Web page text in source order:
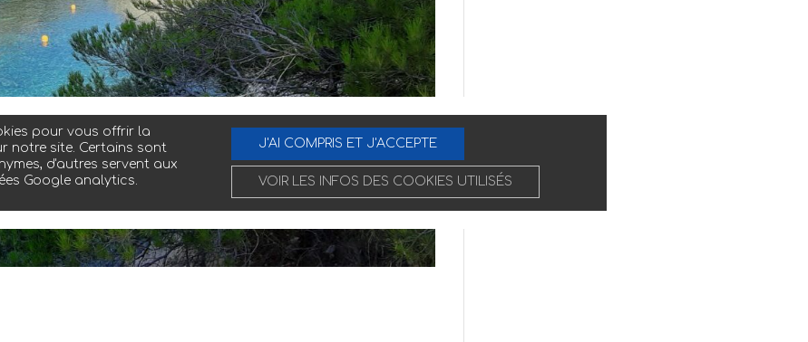
pour vous offrir la
notre site. Certains sont
d'autres servent aux
Google analytics.
J'AI COMPRIS ET J'ACCEPTE
VOIR LES INFOS DES COOKIES UTILISÉS